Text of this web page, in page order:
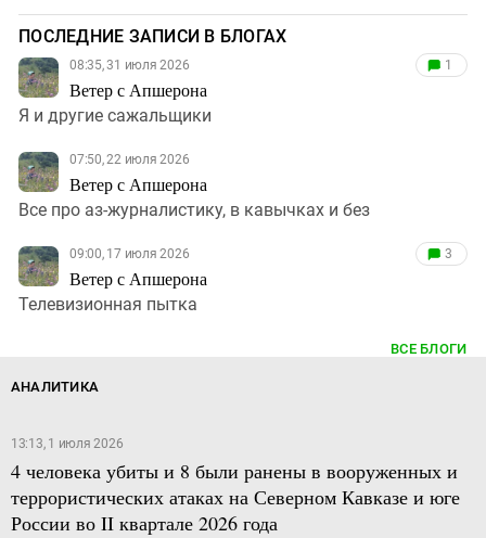
ПОСЛЕДНИЕ ЗАПИСИ В БЛОГАХ
08:35, 31 июля 2026
Ветер с Апшерона
1
Я и другие сажальщики
07:50, 22 июля 2026
Ветер с Апшерона
Все про аз-журналистику, в кавычках и без
09:00, 17 июля 2026
Ветер с Апшерона
3
Телевизионная пытка
ВСЕ БЛОГИ
АНАЛИТИКА
13:13, 1 июля 2026
4 человека убиты и 8 были ранены в вооруженных и
террористических атаках на Северном Кавказе и юге
России во II квартале 2026 года